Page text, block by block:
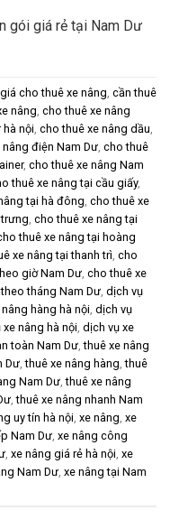
gói giá rẻ tại Nam Dư
cho thuê xe nâng cần thuê
nâng cho thuê xe nâng
hà nội cho thuê xe nâng dầu
điện Nam Dư cho thuê
, cho thuê xe nâng Nam
thuê xe nâng tại cầu giấy,
tại hà đông cho thuê xe
cho thuê xe nâng tại
thuê xe nâng tại hoàng
xe nâng tại thanh trì cho
giờ Nam Dư cho thuê xe
tháng Nam Dư dịch vụ
hàng hà nội dịch vụ
xe nâng hà nội dịch vụ xe
toàn Nam Dư ,thuê xe nâng
Dư ,thuê xe nâng hàng ,thuê
Nam Dư ,thuê xe nâng
,thuê xe nâng nhanh Nam
uy tín hà nội xe nâng xe
Nam Dư xe nâng công
xe nâng giá rẻ hà nội xe
Nam Dư xe nâng tại Nam